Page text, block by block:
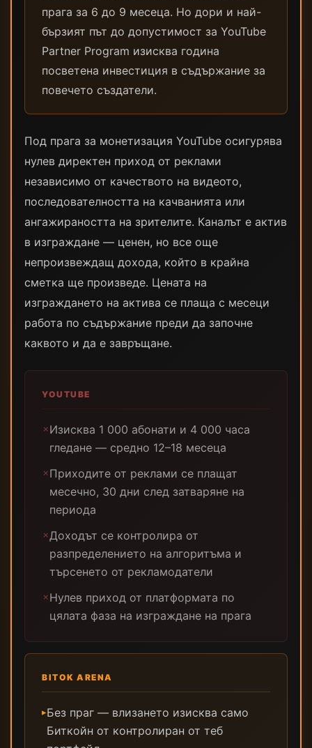
прага за 6 до 9 месеца. Но дори и най-
бързият път до допустимост за YouTube
Partner Program изисква година
посветена инвестиция в съдържание за
повечето създатели.
Под прага за монетизация YouTube осигурява
нулев директен приход от реклами
независимо от качеството на видеото,
последователността на качванията или
ангажираността на зрителите. Каналът е актив
в изграждане — ценен, но все още
непроизвеждащ дохода, който в крайна
сметка ще произведе. Цената на
изграждането на актива се плаща с месеци
работа по съдържание преди да започне
каквото и да е завръщане.
YOUTUBE
✗Изисква 1 000 абонати и 4 000 часа
гледане — средно 12–18 месеца
✗Приходите от реклами се плащат
месечно, 30 дни след затваряне на
периода
✗Доходът се контролира от
разпределението на алгоритъма и
търсенето от рекламодатели
✗Нулев приход от платформата по
цялата фаза на изграждане на прага
BITOK ARENA
▸Без праг — влизането изисква само
Биткойн от контролиран от теб